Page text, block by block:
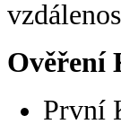
Ověření
První